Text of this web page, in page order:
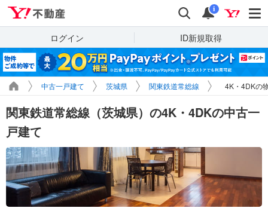
検索 通知
i
ログイン ID新規取得
中古一戸建て 茨城県 関東鉄道常総線 4K・4DKの
関東鉄道常総線（茨城県）の4K・4DKの中古一
戸建て